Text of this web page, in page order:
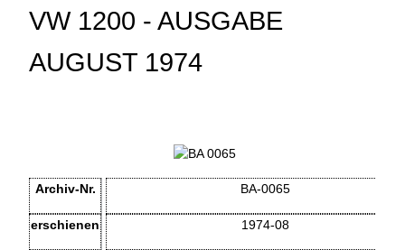
VW 1200 - AUSGABE
AUGUST 1974
Archiv-Nr.
erschienen
BA-0065
1974-08